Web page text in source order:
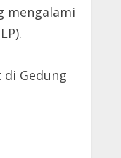
mengalami
Gedung